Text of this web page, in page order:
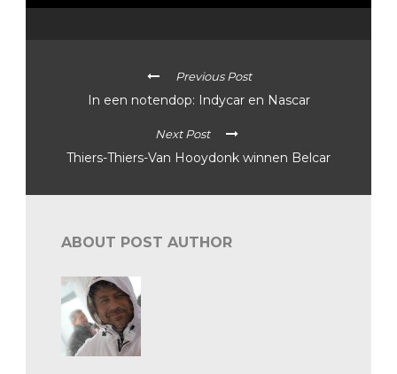
Previous Post
In een notendop: Indycar en Nascar
Next Post
Thiers-Thiers-Van Hooydonk winnen Belcar
ABOUT POST AUTHOR